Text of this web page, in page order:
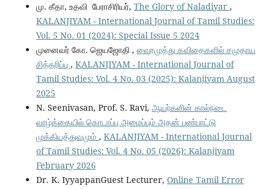
மு. கீதா, உதவி பேராசிரியர், The Glory of Naladiyar ,
KALANJIYAM - International Journal of Tamil Studies:
Vol. 5 No. 01 (2024): Special Issue 5 2024
முனைவர் கோ. ஜெயஜோதி , வைரமுத்து கவிதைகளில் சமுதாய
சித்தரிப்பு , KALANJIYAM - International Journal of
Tamil Studies: Vol. 4 No. 03 (2025): Kalanjiyam August
2025
N. Seenivasan, Prof. S. Ravi, ஆயர்களின் கால்நடை
வாழ்க்கையில் கொடாப்பு அமைப்பும் அதன் பண்பாட்டு
முக்கியத்துவமும் , KALANJIYAM - International Journal
of Tamil Studies: Vol. 4 No. 05 (2026): Kalanjiyam
February 2026
Dr. K. IyyappanGuest Lecturer, Online Tamil Error